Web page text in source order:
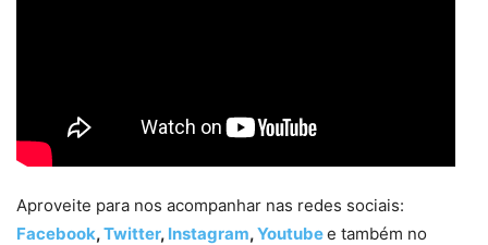
Aproveite para nos acompanhar nas redes sociais:
Facebook,Twitter, Instagram,Youtubee também no